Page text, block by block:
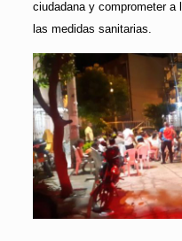
ciudadana y comprometer a
las medidas sanitarias.